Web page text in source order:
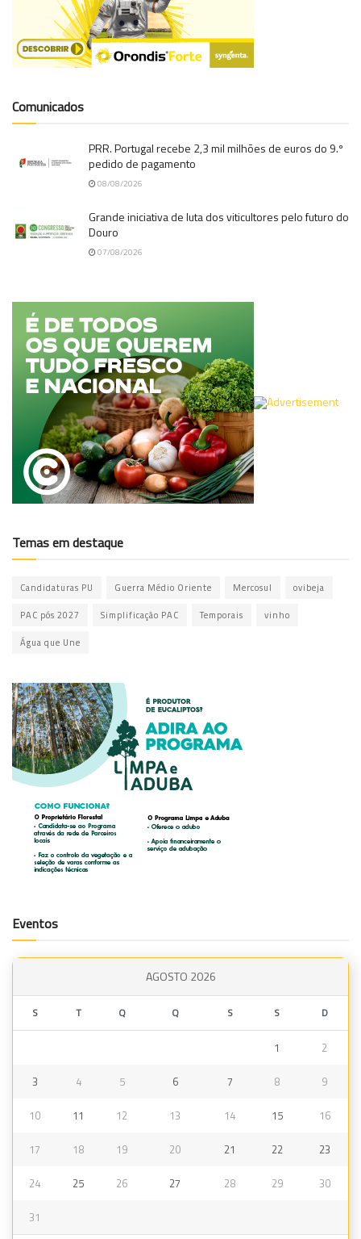
Comunicados
PRR. Portugal recebe 2,3 mil milhões de euros do 9.º
pedido de pagamento
08/08/2026
Grande iniciativa de luta dos viticultores pelo futuro do
Douro
07/08/2026
Temas em destaque
Candidaturas PU Guerra Médio Oriente Mercosul ovibeja
PAC pós 2027 Simplificação PAC Temporais vinho
Água que Une
Eventos
AGOSTO 2026
S T Q Q S S D
1 2
3 4 5 6 7 8 9
10 11 12 13 14 15 16
17 18 19 20 21 22 23
24 25 26 27 28 29 30
31